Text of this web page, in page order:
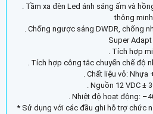
. Tầm xa đèn Led ánh sáng ấm và
thông minh
. Chống ngược sáng DWDR, chống
Super Adapt
. Tích hợp
. Tích hợp công tắc chuyển chế độ
. Chất liệu vỏ: Nhựa
. Nguồn 12 VDC ±
. Nhiệt độ hoạt động:
* Sử dụng với các đầu ghi hỗ trợ chức